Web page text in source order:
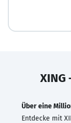
XING
Über eine
Entdecke mit